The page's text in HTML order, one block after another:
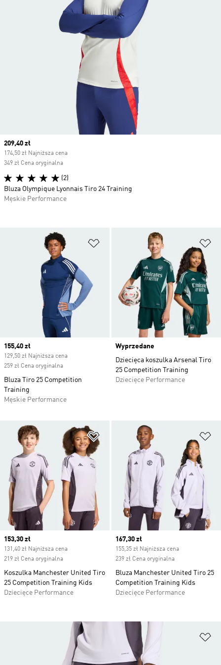
Dodaj do listy życzeń
Current price
155,40 zł
129,50 zł Najniższa cena
259 zł Cena oryginalna
Bluza Tiro 25 Competition
Training
Męskie Performance
Wyprzedane
Dziecięca koszulka Arsenal Tiro
25 Competition Training
Dziecięce Performance
Dodaj do listy życzeń
Current price
153,30 zł
131,40 zł Najniższa cena
219 zł Cena oryginalna
Koszulka Manchester United Tiro
25 Competition Training Kids
Dziecięce Performance
Current price
167,30 zł
155,35 zł Najniższa cena
239 zł Cena oryginalna
Bluza Manchester United Tiro 25
Competition Training Kids
Dziecięce Performance
Current price
209,40 zł
174,50 zł Najniższa cena
349 zł Cena oryginalna
(2)
Bluza Olympique Lyonnais Tiro 24 Training
Męskie Performance